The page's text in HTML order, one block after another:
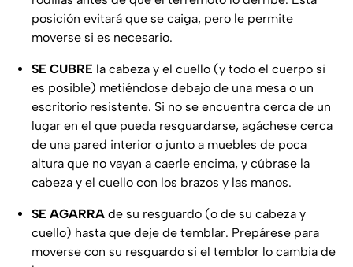
posición evitará que se caiga, pero le permite
moverse si es necesario.
SE CUBRE la cabeza y el cuello (y todo el cuerpo si
es posible) metiéndose debajo de una mesa o un
escritorio resistente. Si no se encuentra cerca de un
lugar en el que pueda resguardarse, agáchese cerca
de una pared interior o junto a muebles de poca
altura que no vayan a caerle encima, y cúbrase la
cabeza y el cuello con los brazos y las manos.
SE AGARRA de su resguardo (o de su cabeza y
cuello) hasta que deje de temblar. Prepárese para
moverse con su resguardo si el temblor lo cambia de